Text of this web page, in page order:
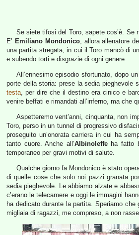
Se siete tifosi del Toro, sapete cos’è.
E’ Emiliano Mondonico, allora allenatore
una partita stregata, in cui il Toro mancò di
e subendo torti e disgrazie di ogni genere.
All’ennesimo episodio sfortunato, dopo
porte della storia: prese la sedia
testa, per dire che il destino era cinico e
venire beffati e rimandati all’inferno, ma che
Aspetteremo vent’anni, cinquanta, non
Toro, perso in un tunnel di progressivo
proseguito un’onorata carriera in cui ha
tanto cuore. Anche all’Albinoleffeha fatto
temporaneo per gravi motivi di salute.
Qualche giorno fa Mondonico è stato
di quelle cose che solo noi pazzi granata
sedia pieghevole. Le abbiamo alzate e
c’erano le telecamere e oggi le immagini
ha dedicato durante la partita. Speriamo
migliaia di ragazzi, me compreso, a non